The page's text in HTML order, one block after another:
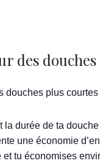
des
douches plus
la durée de ta
une économie
tu économises